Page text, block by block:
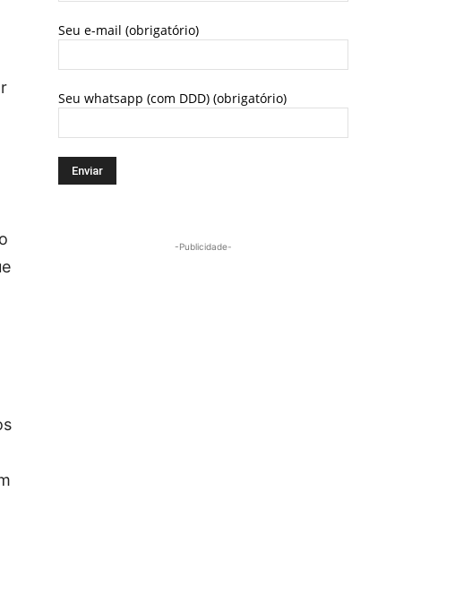
Seu e-mail (obrigatório)
Seu whatsapp (com DDD) (obrigatório)
-Publicidade-